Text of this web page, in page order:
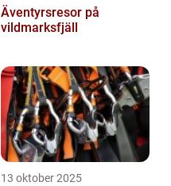
Äventyrsresor på
vildmarksfjäll
13 oktober 2025